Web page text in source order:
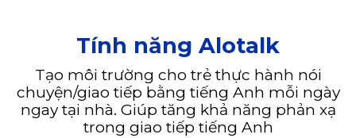
Tính năng Alotalk
Tạo môi trường cho trẻ thực hành nói
chuyện/giao tiếp bằng tiếng Anh mỗi ngày
ngay tại nhà. Giúp tăng khả năng phản xạ
trong giao tiếp tiếng Anh